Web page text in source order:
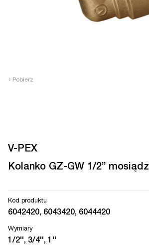
› Pobierz
V-PEX
Kolanko GZ-GW 1/2” mosiądz
Kod produktu
6042420, 6043420, 6044420
Wymiary
1/2'', 3/4'', 1''